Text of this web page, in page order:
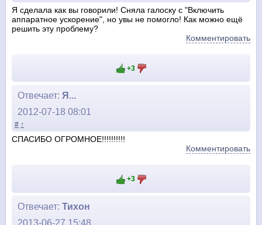
Я сделала как вы говорили! Сняла галоску с "Включить
аппаратное ускорение", но увы не помогло! Как можно ещё
решить эту проблему?
Комментировать
+3
Отвечает: Я...
2012-07-18 08:01
# ↑
СПАСИБО ОГРОМНОЕ!!!!!!!!!!
Комментировать
+3
Отвечает: Тихон
2013-06-27 15:48